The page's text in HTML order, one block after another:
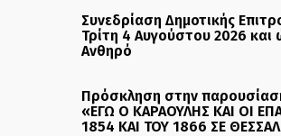
Συνεδρίαση Δημοτικής
Τρίτη 4 Αυγούστου 2026
Ανθηρό
Πρόσκληση στην
«ΕΓΩ Ο ΚΑΡΑΟΥΛΗΣ ΚΑΙ ΟΙ
1854 ΚΑΙ ΤΟΥ 1866 ΣΕ